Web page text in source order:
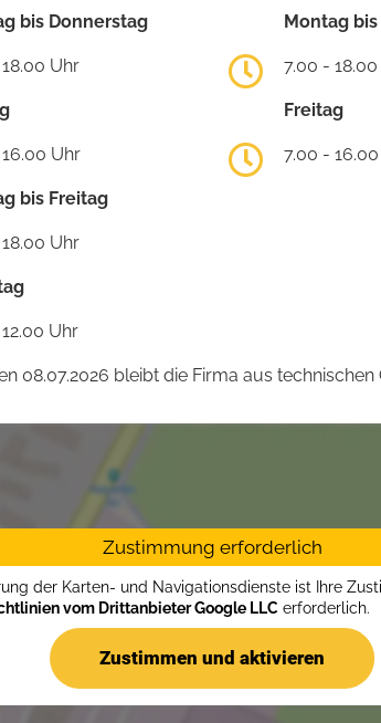
bis Donnerstag
Uhr
Uhr
bis Freitag
Uhr
Uhr
Montag
7.00 -
Freitag
7.00 -
08.07.2026 bleibt die Firma aus
Zustimmung erforderlich
der Karten- und Navigationsdienste ist Ihre
vom Drittanbieter Google LLC erforderlich.
Zustimmen und aktivieren